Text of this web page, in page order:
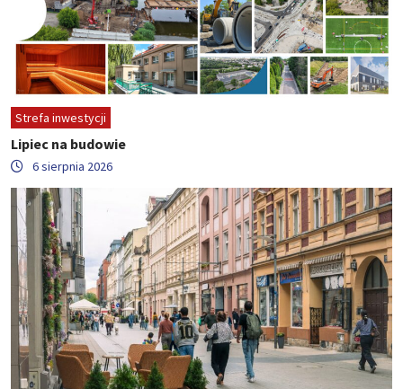
Strefa inwestycji
Lipiec na budowie
6 sierpnia 2026